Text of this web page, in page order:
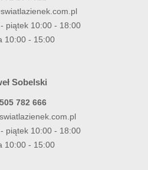
- piątek 10:00 - 18:00
10:00 - 15:00
Sobelski
505 782 666
- piątek 10:00 - 18:00
10:00 - 15:00